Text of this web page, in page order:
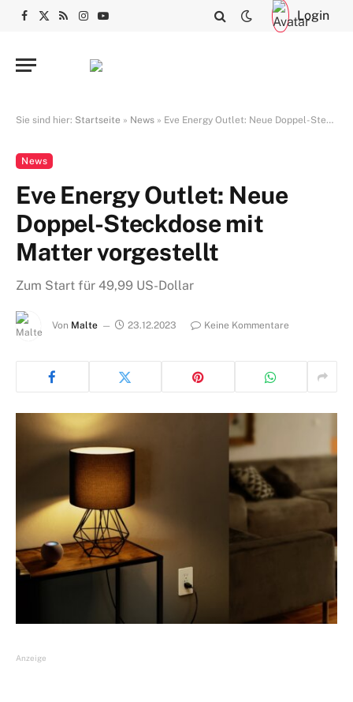
Facebook
X
RSSInstagram
YouTube Login
Sie sind hier: Startseite » News » Eve Energy Outlet: Neue Doppel-Steckdose mit Matter vorgestellt
News
Eve Energy Outlet: Neue
Doppel-Steckdose mit
Matter vorgestellt
Zum Start für 49,99 US-Dollar
Von Malte 23.12.2023 Keine Kommentare
Anzeige